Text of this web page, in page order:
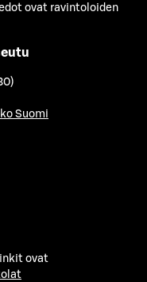
ovat ravintoloiden
Suomi
ovat